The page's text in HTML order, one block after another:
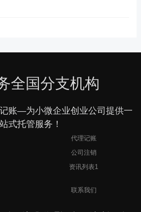
全国分支机构
账—为小微企业创业公司提供一
站式托管服务！
代理记账
公司注销
资讯列表1
联系我们